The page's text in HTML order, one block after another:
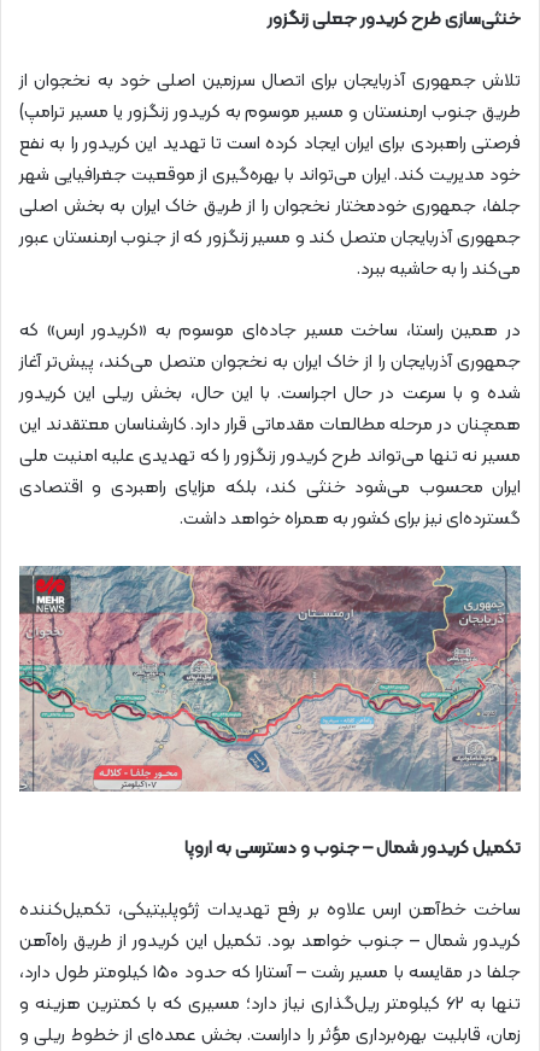
خنثی‌سازی طرح کریدور جعلی زنگزور
تلاش جمهوری آذربایجان برای اتصال سرزمین اصلی خود به نخجوان از
طریق جنوب ارمنستان و مسیر موسوم به کریدور زنگزور یا مسیر ترامپ)
فرصتی راهبردی برای ایران ایجاد کرده است تا تهدید این کریدور را به نفع
خود مدیریت کند. ایران می‌تواند با بهره‌گیری از موقعیت جغرافیایی شهر
جلفا، جمهوری خودمختار نخجوان را از طریق خاک ایران به بخش اصلی
جمهوری آذربایجان متصل کند و مسیر زنگزور که از جنوب ارمنستان عبور
می‌کند را به حاشیه ببرد.
در همین راستا، ساخت مسیر جاده‌ای موسوم به «کریدور ارس» که
جمهوری آذربایجان را از خاک ایران به نخجوان متصل می‌کند، پیش‌تر آغاز
شده و با سرعت در حال اجراست. با این حال، بخش ریلی این کریدور
همچنان در مرحله مطالعات مقدماتی قرار دارد. کارشناسان معتقدند این
مسیر نه تنها می‌تواند طرح کریدور زنگزور را که تهدیدی علیه امنیت ملی
ایران محسوب می‌شود خنثی کند، بلکه مزایای راهبردی و اقتصادی
گسترده‌ای نیز برای کشور به همراه خواهد داشت.
تکمیل کریدور شمال – جنوب و دسترسی به اروپا
ساخت خط‌آهن ارس علاوه بر رفع تهدیدات ژئوپلیتیکی، تکمیل‌کننده
کریدور شمال – جنوب خواهد بود. تکمیل این کریدور از طریق راه‌آهن
جلفا در مقایسه با مسیر رشت – آستارا که حدود ۱۵۰ کیلومتر طول دارد،
تنها به ۶۲ کیلومتر ریل‌گذاری نیاز دارد؛ مسیری که با کمترین هزینه و
زمان، قابلیت بهره‌برداری مؤثر را داراست. بخش عمده‌ای از خطوط ریلی و